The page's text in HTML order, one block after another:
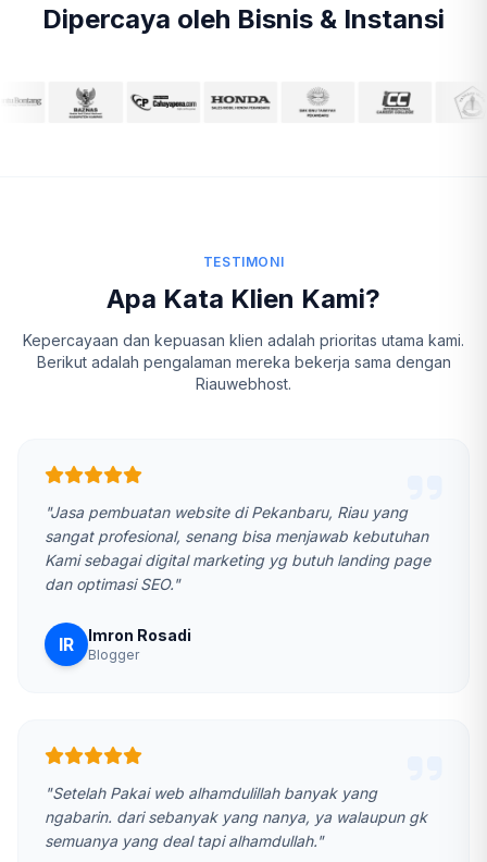
Dipercaya oleh Bisnis & Instansi
TESTIMONI
Apa Kata Klien Kami?
Kepercayaan dan kepuasan klien adalah prioritas utama kami.
Berikut adalah pengalaman mereka bekerja sama dengan
Riauwebhost.
"Jasa pembuatan website di Pekanbaru, Riau yang
sangat profesional, senang bisa menjawab kebutuhan
Kami sebagai digital marketing yg butuh landing page
dan optimasi SEO."
IR Imron Rosadi
Blogger
"Setelah Pakai web alhamdulillah banyak yang
ngabarin. dari sebanyak yang nanya, ya walaupun gk
semuanya yang deal tapi alhamdullah."